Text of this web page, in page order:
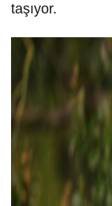
taşıyor.